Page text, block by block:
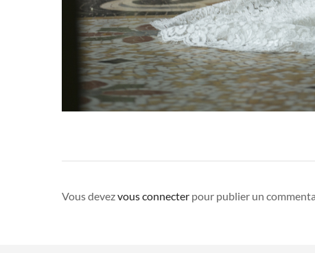
Vous devezvous connecter pour publier un